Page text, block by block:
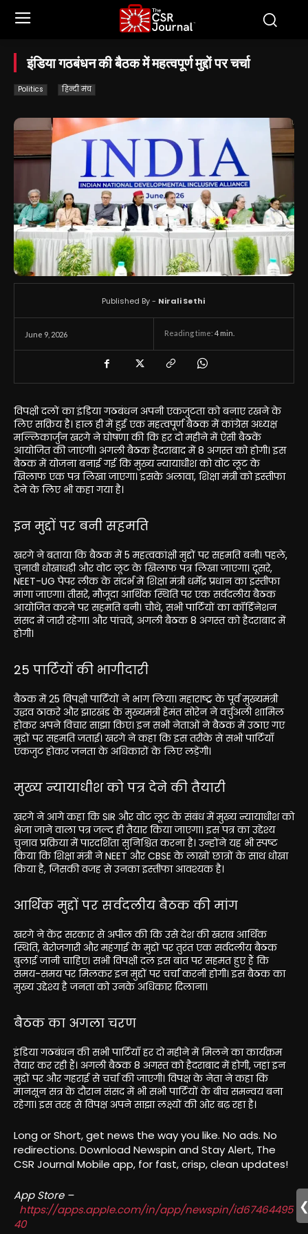
इंडिया गठबंधन की बैठक में महत्वपूर्ण मुद्दों पर चर्चा
Politics हिन्दी मंच
June 9, 2026 Reading time: 4 min.
Published By - Nirali Sethi
विपक्षी दलों का इंडिया गठबंधन अपनी एकजुटता को बनाए रखने के
लिए सक्रिय है। हाल ही में हुई एक महत्वपूर्ण बैठक में कांग्रेस अध्यक्ष
मल्लिकार्जुन खरगे ने घोषणा की कि हर दो महीने में ऐसी बैठकें
आयोजित की जाएंगी। अगली बैठक हैदराबाद में 8 अगस्त को होगी। इस
बैठक में योजना बनाई गई कि मुख्य न्यायाधीश को वोट लूट के
खिलाफ एक पत्र लिखा जाएगा। इसके अलावा, शिक्षा मंत्री को इस्तीफा
देने के लिए भी कहा गया है।
इन मुद्दों पर बनी सहमति
खरगे ने बताया कि बैठक में 5 महत्वकांक्षी मुद्दों पर सहमति बनी। पहले,
चुनावी धोखाधड़ी और वोट लूट के खिलाफ पत्र लिखा जाएगा। दूसरे,
NEET-UG पेपर लीक के संदर्भ में शिक्षा मंत्री धर्मेंद्र प्रधान का इस्तीफा
मांगा जाएगा। तीसरे, मौजूदा आर्थिक स्थिति पर एक सर्वदलीय बैठक
आयोजित करने पर सहमति बनी। चौथे, सभी पार्टियों का कॉर्डिनेशन
संसद में जारी रहेगा। और पांचवें, अगली बैठक 8 अगस्त को हैदराबाद में
होगी।
25 पार्टियों की भागीदारी
बैठक में 25 विपक्षी पार्टियों ने भाग लिया। महाराष्ट्र के पूर्व मुख्यमंत्री
उद्धव ठाकरे और झारखंड के मुख्यमंत्री हेमंत सोरेन ने वर्चुअली शामिल
होकर अपने विचार साझा किए। इन सभी नेताओं ने बैठक में उठाए गए
मुद्दों पर सहमति जताई। खरगे ने कहा कि इस तरीके से सभी पार्टियाँ
एकजुट होकर जनता के अधिकारों के लिए लड़ेंगी।
मुख्य न्यायाधीश को पत्र देने की तैयारी
खरगे ने आगे कहा कि SIR और वोट लूट के संबंध में मुख्य न्यायाधीश को
भेजा जाने वाला पत्र जल्द ही तैयार किया जाएगा। इस पत्र का उद्देश्य
चुनाव प्रक्रिया में पारदर्शिता सुनिश्चित करना है। उन्होंने यह भी स्पष्ट
किया कि शिक्षा मंत्री ने NEET और CBSE के लाखों छात्रों के साथ धोखा
किया है, जिसकी वजह से उनका इस्तीफा आवश्यक है।
आर्थिक मुद्दों पर सर्वदलीय बैठक की मांग
खरगे ने केंद्र सरकार से अपील की कि उसे देश की खराब आर्थिक
स्थिति, बेरोजगारी और महंगाई के मुद्दों पर तुरंत एक सर्वदलीय बैठक
बुलाई जानी चाहिए। सभी विपक्षी दल इस बात पर सहमत हुए हैं कि
समय-समय पर मिलकर इन मुद्दों पर चर्चा करनी होगी। इस बैठक का
मुख्य उद्देश्य है जनता को उनके अधिकार दिलाना।
बैठक का अगला चरण
इंडिया गठबंधन की सभी पार्टियाँ हर दो महीने में मिलने का कार्यक्रम
तैयार कर रही हैं। अगली बैठक 8 अगस्त को हैदराबाद में होगी, जहां इन
मुद्दों पर और गहराई से चर्चा की जाएगी। विपक्ष के नेता ने कहा कि
मानसून सत्र के दौरान संसद में भी सभी पार्टियों के बीच समन्वय बना
रहेगा। इस तरह से विपक्ष अपने साझा लक्ष्यों की ओर बढ़ रहा है।
Long or Short, get news the way you like. No ads. No
redirections. Download Newspin and Stay Alert, The
CSR Journal Mobile app, for fast, crisp, clean updates!
App Store –
https://apps.apple.com/in/app/newspin/id67464495
40